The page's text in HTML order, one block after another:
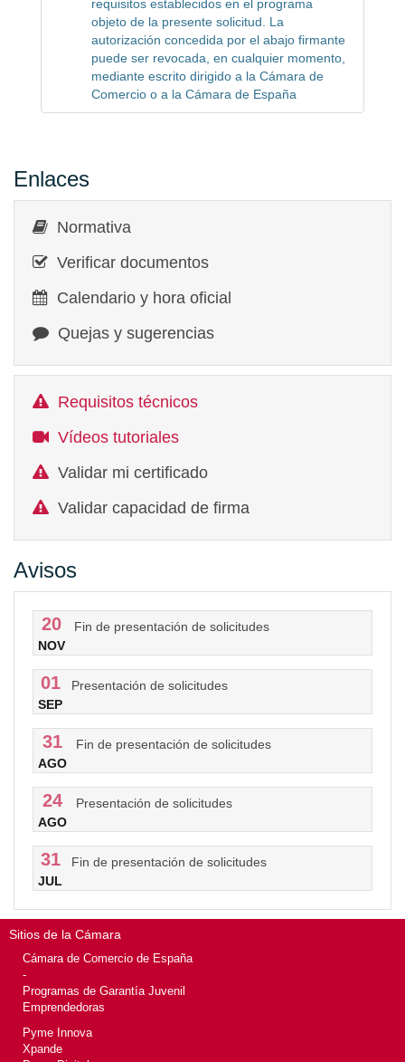
requisitos establecidos en el programa
objeto de la presente solicitud. La
autorización concedida por el abajo firmante
puede ser revocada, en cualquier momento,
mediante escrito dirigido a la Cámara de
Comercio o a la Cámara de España
Enlaces
Normativa
Verificar documentos
Calendario y hora oficial
Quejas y sugerencias
Requisitos técnicos
Vídeos tutoriales
Validar mi certificado
Validar capacidad de firma
Avisos
20
NOV
Fin de presentación de solicitudes
01
SEP
Presentación de solicitudes
31
AGO
Fin de presentación de solicitudes
24
AGO
Presentación de solicitudes
31
JUL
Fin de presentación de solicitudes
Sitios de la Cámara
Cámara de Comercio de España
-
Programas de Garantía Juvenil
Emprendedoras
Pyme Innova
Xpande